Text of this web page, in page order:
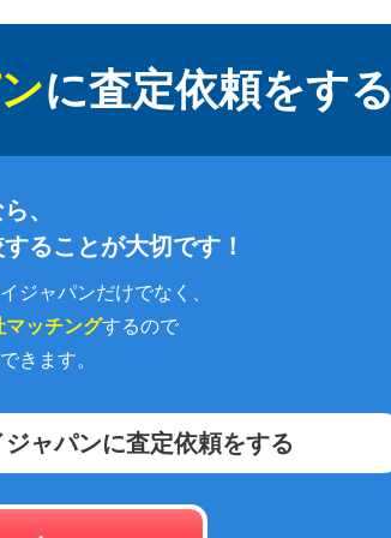
に査定依頼をする
、
ることが大切です！
ジャパンだけでなく、
マッチングするので
きます。
ャパンに査定依頼をする